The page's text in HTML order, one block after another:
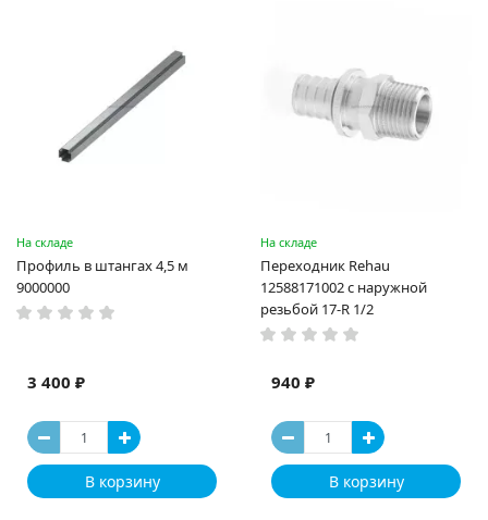
На складе
Профиль в штангах 4,5 м
9000000
3 400 ₽
В корзину
На складе
Переходник Rehau
12588171002 с наружной
резьбой 17-R 1/2
940 ₽
В корзину